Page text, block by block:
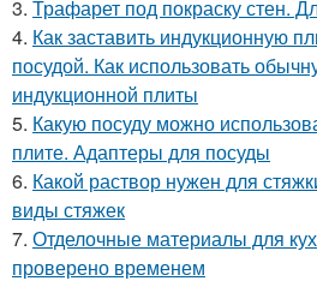
3. Трафарет под покраску стен.
4. Как заставить индукционную
посудой. Как использовать
индукционной плиты
5. Какую посуду можно
плите. Адаптеры для посуды
6. Какой раствор нужен для
виды стяжек
7. Отделочные материалы для
проверено временем